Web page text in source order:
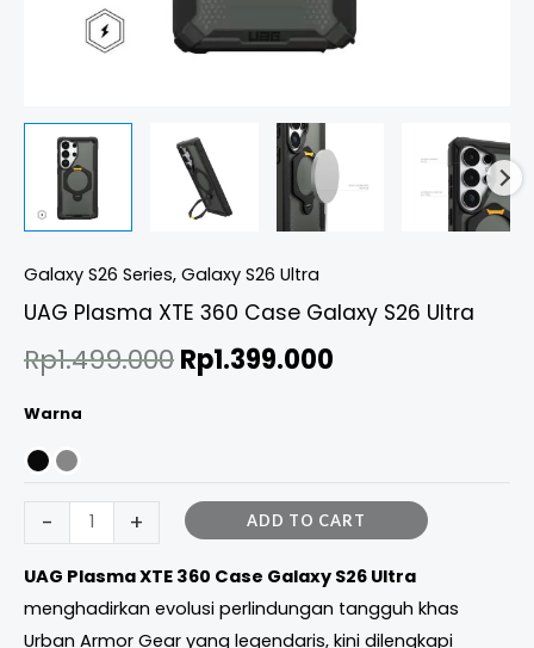
Galaxy S26 Series, Galaxy S26 Ultra
UAG Plasma XTE 360 Case Galaxy S26 Ultra
Rp1.499.000Rp1.399.000
Warna
- + ADD TO CART
UAG Plasma XTE 360 Case Galaxy S26 Ultra
menghadirkan evolusi perlindungan tangguh khas
Urban Armor Gear yang legendaris, kini dilengkapi